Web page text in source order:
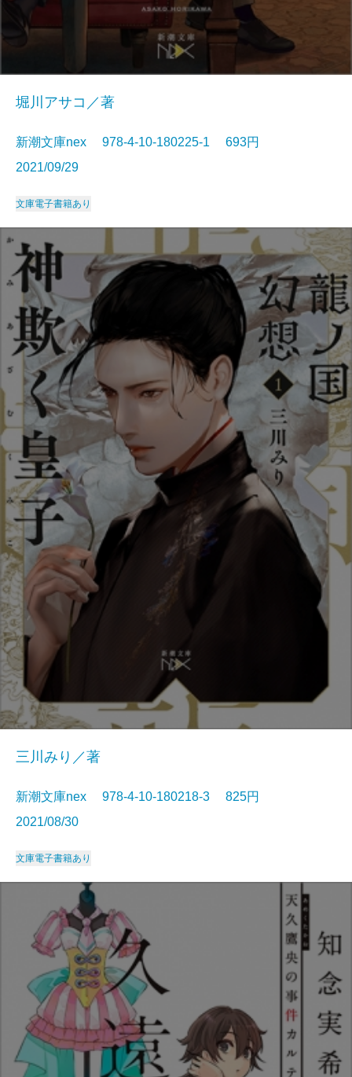
堀川アサコ／著
新潮文庫nex 978-4-10-180225-1 693円
2021/09/29
文庫電子書籍あり
三川みり／著
新潮文庫nex 978-4-10-180218-3 825円
2021/08/30
文庫電子書籍あり